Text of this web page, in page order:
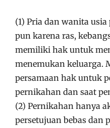
(1) Pria dan wanita
pun karena ras,
memiliki hak untuk
menemukan keluarga.
persamaan hak untuk
pernikahan dan saat
(2) Pernikahan hanya
persetujuan bebas dan